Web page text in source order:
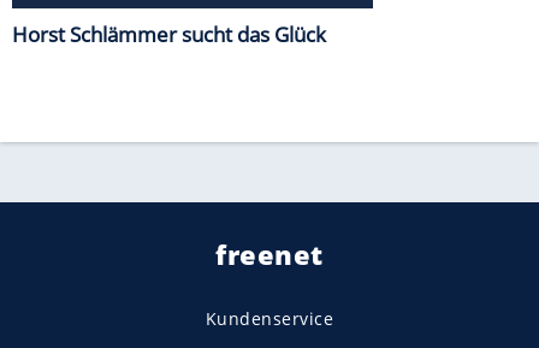
Horst Schlämmer sucht das Glück
freenet
Kundenservice